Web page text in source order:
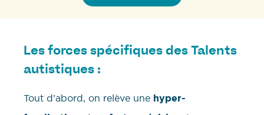
Les forces spécifiques des Talents
autistiques :
Tout d’abord, on relève une hyper-